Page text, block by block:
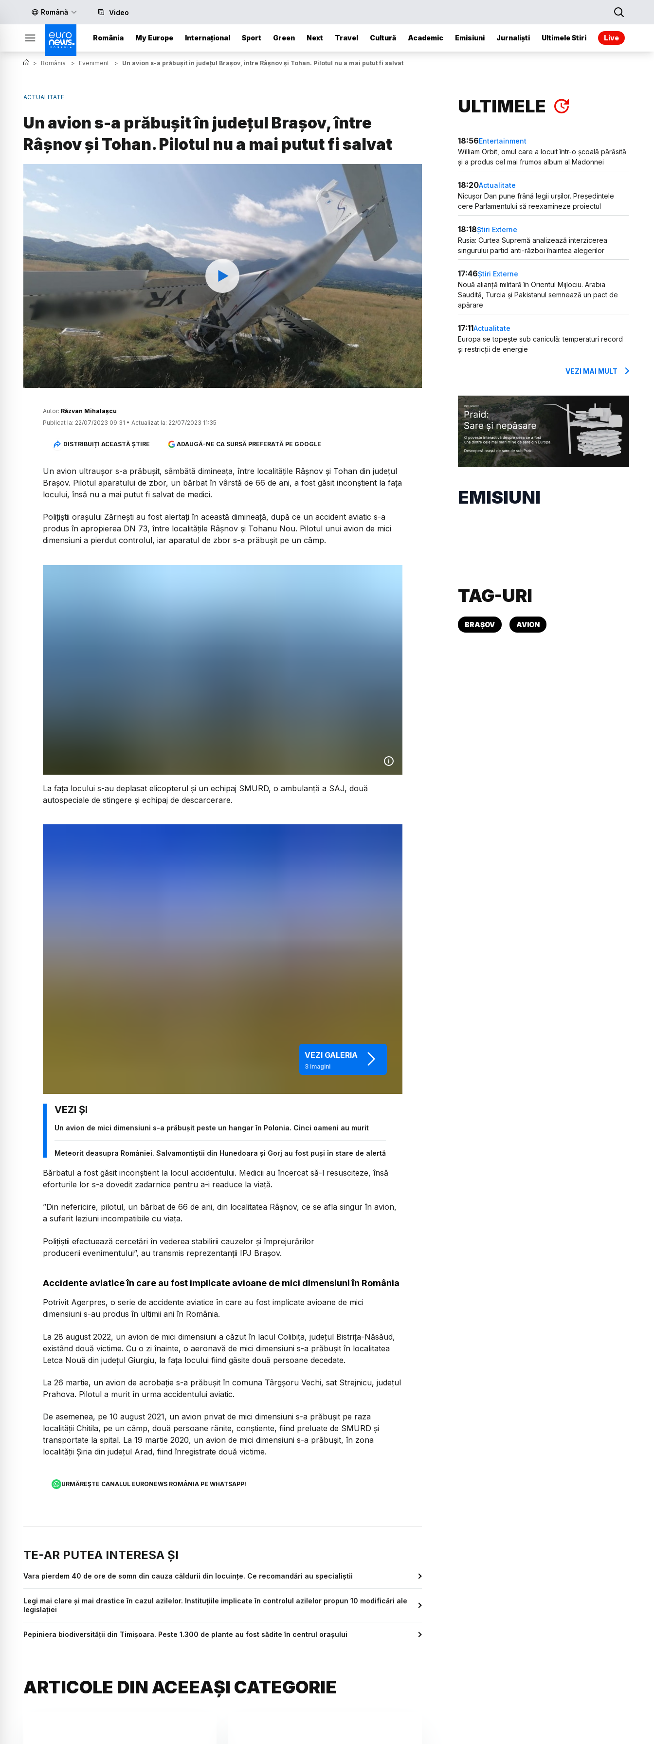
Română Video
România My Europe Internațional Sport Green Next Travel Cultură Academic Emisiuni Jurnaliști Ultimele Stiri Live
> România > Eveniment > Un avion s-a prăbușit în județul Brașov, între Râşnov şi Tohan. Pilotul nu a mai putut fi salvat
ACTUALITATE
Un avion s-a prăbușit în județul Brașov, între
Râşnov şi Tohan. Pilotul nu a mai putut fi salvat
Watch
Autor: Răzvan Mihalașcu
Publicat la: 22/07/2023 09:31 • Actualizat la: 22/07/2023 11:35
DISTRIBUIȚI ACEASTĂ ȘTIRE ADAUGĂ-NE CA SURSĂ PREFERATĂ PE GOOGLE
Un avion ultraușor s-a prăbușit, sâmbătă dimineața, între localitățile Râşnov şi Tohan din județul
Brașov. Pilotul aparatului de zbor, un bărbat în vârstă de 66 de ani, a fost găsit inconștient la fața
locului, însă nu a mai putut fi salvat de medici.
Polițiștii orașului Zărnești au fost alertați în această dimineață, după ce un accident aviatic s-a
produs în apropierea DN 73, între localitățile Râșnov și Tohanu Nou. Pilotul unui avion de mici
dimensiuni a pierdut controlul, iar aparatul de zbor s-a prăbușit pe un câmp.
La faţa locului s-au deplasat elicopterul şi un echipaj SMURD, o ambulanţă a SAJ, două
autospeciale de stingere şi echipaj de descarcerare.
VEZI GALERIA
3 imagini
Un avion de mici dimensiuni s-a prăbușit peste un hangar în Polonia. Cinci oameni au murit
Meteorit deasupra României. Salvamontiştii din Hunedoara şi Gorj au fost puși în stare de alertă
Bărbatul a fost găsit inconştient la locul accidentului. Medicii au încercat să-l resusciteze, însă
eforturile lor s-a dovedit zadarnice pentru a-i readuce la viață.
”Din nefericire, pilotul, un bărbat de 66 de ani, din localitatea Râșnov, ce se afla singur în avion,
a suferit leziuni incompatibile cu viața.
Polițiștii efectuează cercetări în vederea stabilirii cauzelor și împrejurărilor
producerii evenimentului”, au transmis reprezentanții IPJ Brașov.
Accidente aviatice în care au fost implicate avioane de mici dimensiuni în România
Potrivit Agerpres, o serie de accidente aviatice în care au fost implicate avioane de mici
dimensiuni s-au produs în ultimii ani în România.
La 28 august 2022, un avion de mici dimensiuni a căzut în lacul Colibiţa, judeţul Bistriţa-Năsăud,
existând două victime. Cu o zi înainte, o aeronavă de mici dimensiuni s-a prăbuşit în localitatea
Letca Nouă din judeţul Giurgiu, la faţa locului fiind găsite două persoane decedate.
La 26 martie, un avion de acrobaţie s-a prăbuşit în comuna Târgşoru Vechi, sat Strejnicu, judeţul
Prahova. Pilotul a murit în urma accidentului aviatic.
De asemenea, pe 10 august 2021, un avion privat de mici dimensiuni s-a prăbuşit pe raza
localităţii Chitila, pe un câmp, două persoane rănite, conştiente, fiind preluate de SMURD şi
transportate la spital. La 19 martie 2020, un avion de mici dimensiuni s-a prăbuşit, în zona
localităţii Şiria din judeţul Arad, fiind înregistrate două victime.
URMĂREȘTE CANALUL EURONEWS ROMÂNIA PE WHATSAPP!
TE-AR PUTEA INTERESA ȘI
Vara pierdem 40 de ore de somn din cauza căldurii din locuințe. Ce recomandări au specialiștii
Legi mai clare și mai drastice în cazul azilelor. Instituțiile implicate în controlul azilelor propun 10 modificări ale
legislației
Pepiniera biodiversității din Timișoara. Peste 1.300 de plante au fost sădite în centrul orașului
ARTICOLE DIN ACEEAȘI CATEGORIE
ULTIMELE
18:56Entertainment
William Orbit, omul care a locuit într-o școală părăsită
și a produs cel mai frumos album al Madonnei
18:20Actualitate
Nicușor Dan pune frână legii urșilor. Președintele
cere Parlamentului să reexamineze proiectul
18:18Știri Externe
Rusia: Curtea Supremă analizează interzicerea
singurului partid anti-război înaintea alegerilor
17:46Știri Externe
Nouă alianță militară în Orientul Mijlociu. Arabia
Saudită, Turcia și Pakistanul semnează un pact de
apărare
17:11Actualitate
Europa se topește sub caniculă: temperaturi record
și restricții de energie
VEZI MAI MULT
EMISIUNI
TAG-URI
BRAȘOV AVION